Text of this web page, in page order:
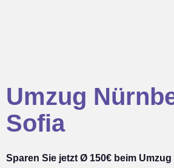
Umzug
Sofia
Sparen Sie jetzt Ø 150€ beim